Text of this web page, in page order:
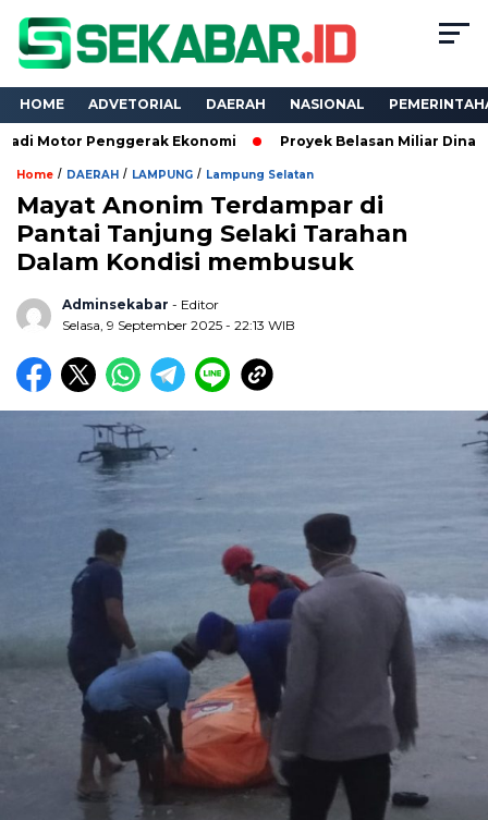
HOME ADVETORIAL DAERAH NASIONAL
Penggerak Ekonomi Proyek Belasan Miliar Dinas PKPCK
Home / DAERAH / LAMPUNG / Lampung Selatan
Mayat Anonim Terdampar di
Pantai Tanjung Selaki Tarahan
Dalam Kondisi membusuk
Adminsekabar - Editor
Selasa, 9 September 2025 - 22:13 WIB